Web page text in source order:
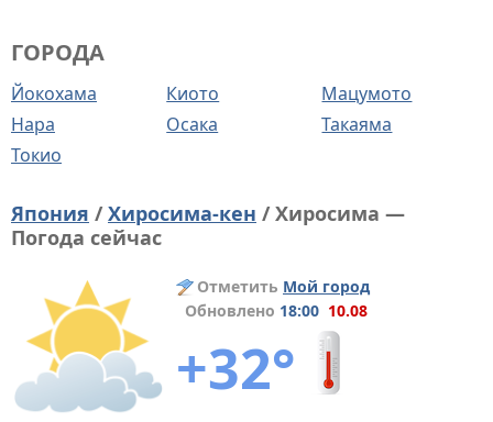
ГОРОДА
Йокохама Киото
Мацумото
Нара
Осака
Такаяма
Токио
Япония /Хиросима-кен / Хиросима —
Погода сейчас
Отметить Мой город
Обновлено 18:00 10.08
+32°